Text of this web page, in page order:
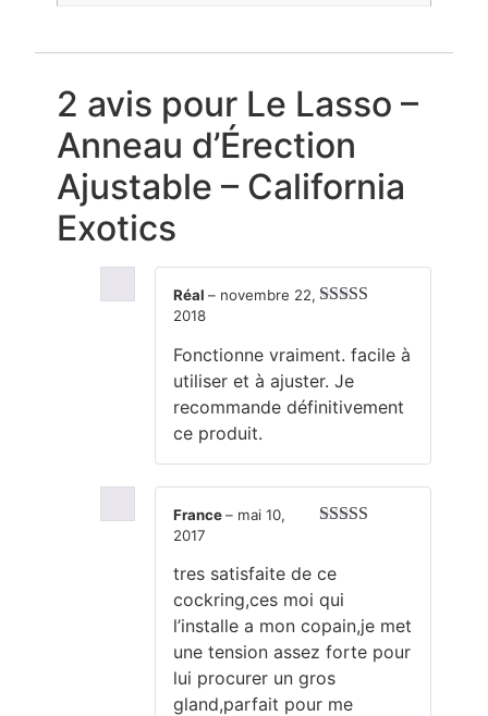
2 avis pour Le Lasso –
Anneau d’Érection
Ajustable – California
Exotics
Réal – novembre 22,
2018
Fonctionne vraiment. facile à
utiliser et à ajuster. Je
recommande définitivement
ce produit.
France– mai 10,
2017
tres satisfaite de ce
cockring,ces moi qui
l’installe a mon copain,je met
une tension assez forte pour
lui procurer un gros
gland,parfait pour me